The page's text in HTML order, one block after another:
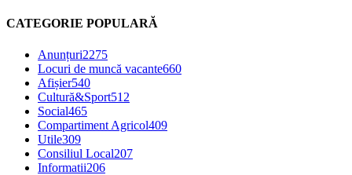
CATEGORIE POPULARĂ
Anunțuri2275
Locuri de muncă vacante660
Afișier540
Cultură&Sport512
Social465
Compartiment Agricol409
Utile309
Consiliul Local207
Informatii206